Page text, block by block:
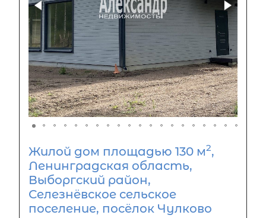
Жилой дом площадью 130 м2,
Ленинградская область,
Выборгский район,
Селезнёвское сельское
поселение, посёлок Чулково